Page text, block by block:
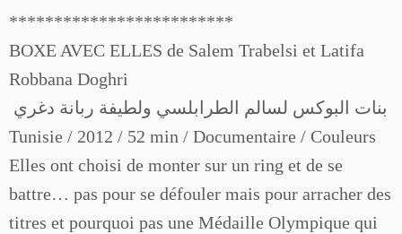
*************************
BOXE AVEC ELLES de Salem Trabelsi et Latifa
Robbana Doghri
بنات البوكس لسالم الطرابلسي ولطيفة ربانة دغري
Tunisie / 2012 / 52 min / Documentaire / Couleurs
Elles ont choisi de monter sur un ring et de se
battre… pas pour se défouler mais pour arracher des
titres et pourquoi pas une Médaille Olympique qui